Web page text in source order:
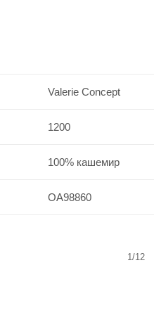
Valerie Concept
1200
100% кашемир
OA98860
1/12